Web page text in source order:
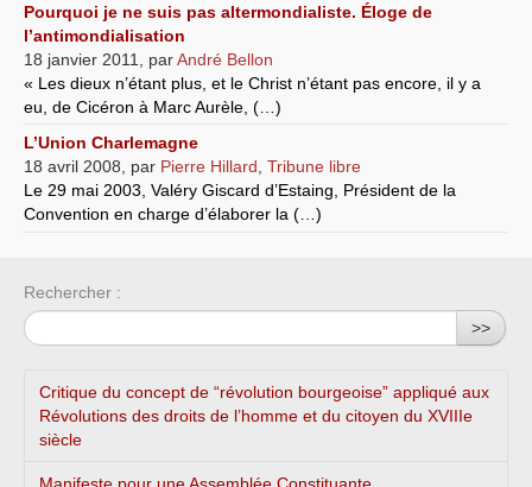
Pourquoi je ne suis pas altermondialiste. Éloge de
l’antimondialisation
18 janvier 2011
parAndré Bellon
« Les dieux n’étant plus, et le Christ n’étant pas encore, il y a
eu, de Cicéron à Marc Aurèle, (…)
L’Union Charlemagne
18 avril 2008
par Pierre Hillard Tribune libre
Le 29 mai 2003, Valéry Giscard d’Estaing, Président de la
Convention en charge d’élaborer la (…)
Rechercher :
>>
Critique du concept de “révolution bourgeoise” appliqué aux
Révolutions des droits de l’homme et du citoyen du XVIIIe
siècle
Manifeste pour une Assemblée Constituante